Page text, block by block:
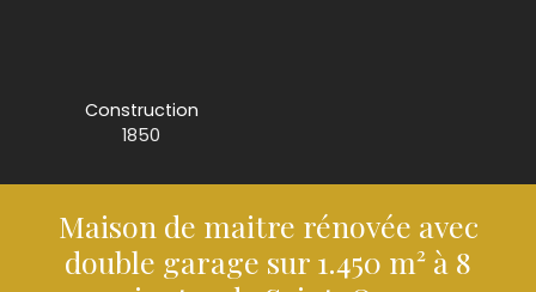
Construction
1850
Maison de maitre rénovée avec
double garage sur 1.450 m² à 8